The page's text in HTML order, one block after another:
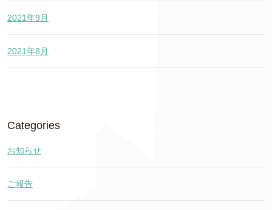
2021年9月
2021年8月
Categories
お知らせ
ご報告